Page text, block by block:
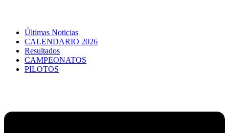
Últimas Noticias
CALENDARIO 2026
Resultados
CAMPEONATOS
PILOTOS